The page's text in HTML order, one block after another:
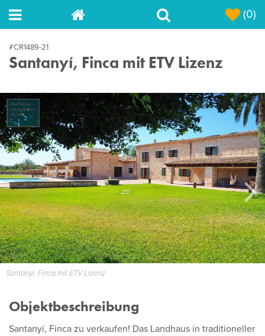
(0)
#CR1489-21
Santanyí, Finca mit ETV Lizenz
Santanyi, Finca mit ETV Lizenz
Next
Objektbeschreibung
Santanyí, Finca zu verkaufen! Das Landhaus in traditioneller